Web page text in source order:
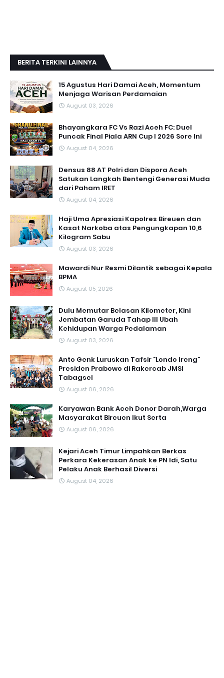
BERITA TERKINI LAINNYA
15 Agustus Hari Damai Aceh, Momentum
Menjaga Warisan Perdamaian
August 03, 2026
Bhayangkara FC Vs Razi Aceh FC: Duel
Puncak Final Piala ARN Cup I 2026 Sore Ini
August 04, 2026
Densus 88 AT Polri dan Dispora Aceh
Satukan Langkah Bentengi Generasi Muda
dari Paham IRET
August 04, 2026
Haji Uma Apresiasi Kapolres Bireuen dan
Kasat Narkoba atas Pengungkapan 10,6
Kilogram Sabu
August 03, 2026
Mawardi Nur Resmi Dilantik sebagai Kepala
BPMA
August 05, 2026
Dulu Memutar Belasan Kilometer, Kini
Jembatan Garuda Tahap III Ubah
Kehidupan Warga Pedalaman ‎
August 03, 2026
Anto Genk Luruskan Tafsir "Londo Ireng"
Presiden Prabowo di Rakercab JMSI
Tabagsel
August 06, 2026
Karyawan Bank Aceh Donor Darah,Warga
Masyarakat Bireuen Ikut Serta
August 06, 2026
Kejari Aceh Timur Limpahkan Berkas
Perkara Kekerasan Anak ke PN Idi, Satu
Pelaku Anak Berhasil Diversi
August 04, 2026